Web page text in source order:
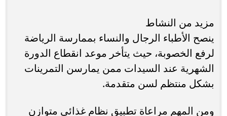
مزيد من النشاط
ينصح الأطباء الرجال والنساء بممارسة الرياضة
لرفع الخصوبة، حيث يتأخر موعد انقطاع الدورة
الشهرية عند السيدات ممن يمارسن التمرينات
بشكل منتظم لسن متقدمة.
ومن المهم مراعاة تطبيق نظام غذائي متوازن